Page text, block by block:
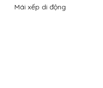
Mái xếp di động